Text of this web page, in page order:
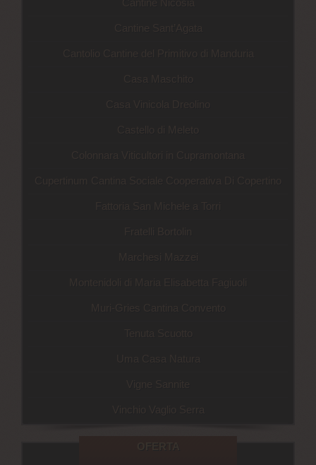
Cantine Nicosia
Cantine Sant’Agata
Cantolio Cantine del Primitivo di Manduria
Casa Maschito
Casa Vinicola Dreolino
Castello di Meleto
Colonnara Viticultori in Cupramontana
Cupertinum Cantina Sociale Cooperativa Di Copertino
Fattoria San Michele a Torri
Fratelli Bortolin
Marchesi Mazzei
Montenidoli di Maria Elisabetta Fagiuoli
Muri-Gries Cantina Convento
Tenuta Scuotto
Vigne Sannite
Vinchio Vaglio Serra
OFERTA